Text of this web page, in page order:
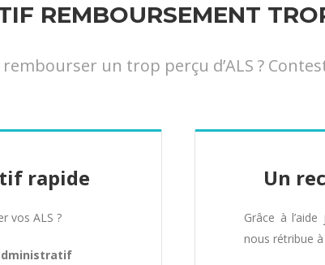
REMBOURSEMENT
rembourser un trop perçu d’ALS ?
rapide
vos ALS ?
Un
Grâce à
nous rétribue